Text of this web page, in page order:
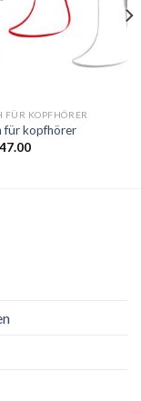
FÜR KOPFHÖRER
kopfhörer